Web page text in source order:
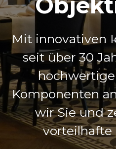
Mit innovativen
seit über 30
Komponenten
wir Sie und
vorteilhafte